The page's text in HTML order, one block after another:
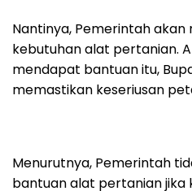
Nantinya, Pemerintah
kebutuhan alat pertanian.
mendapat bantuan itu,
memastikan keseriusan
Menurutnya, Pemerintah
bantuan alat pertanian jika